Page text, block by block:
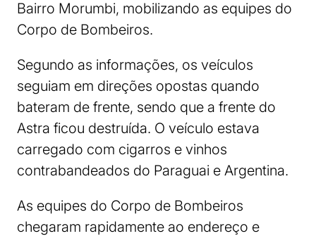
Bairro Morumbi, mobilizando as equipes do
Corpo de Bombeiros.
Segundo as informações, os veículos
seguiam em direções opostas quando
bateram de frente, sendo que a frente do
Astra ficou destruída. O veículo estava
carregado com cigarros e vinhos
contrabandeados do Paraguai e Argentina.
As equipes do Corpo de Bombeiros
chegaram rapidamente ao endereço e